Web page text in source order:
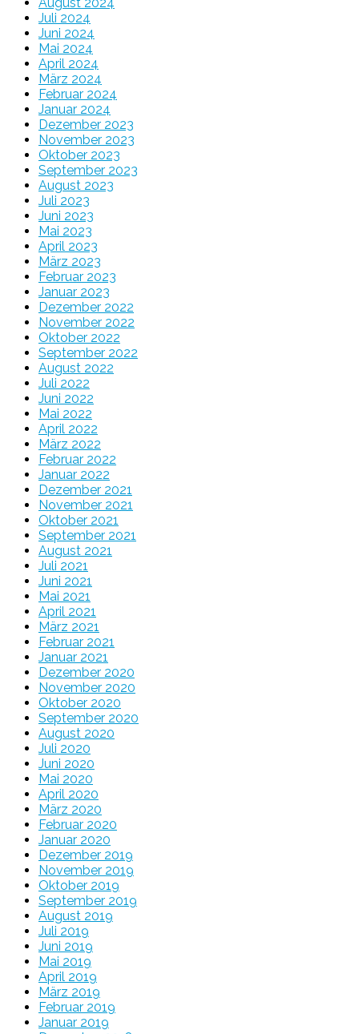
Juli 2024
Juni 2024
Mai 2024
April 2024
März 2024
Februar 2024
Januar 2024
Dezember 2023
November 2023
Oktober 2023
September 2023
August 2023
Juli 2023
Juni 2023
Mai 2023
April 2023
März 2023
Februar 2023
Januar 2023
Dezember 2022
November 2022
Oktober 2022
September 2022
August 2022
Juli 2022
Juni 2022
Mai 2022
April 2022
März 2022
Februar 2022
Januar 2022
Dezember 2021
November 2021
Oktober 2021
September 2021
August 2021
Juli 2021
Juni 2021
Mai 2021
April 2021
März 2021
Februar 2021
Januar 2021
Dezember 2020
November 2020
Oktober 2020
September 2020
August 2020
Juli 2020
Juni 2020
Mai 2020
April 2020
März 2020
Februar 2020
Januar 2020
Dezember 2019
November 2019
Oktober 2019
September 2019
August 2019
Juli 2019
Juni 2019
Mai 2019
April 2019
März 2019
Februar 2019
Januar 2019